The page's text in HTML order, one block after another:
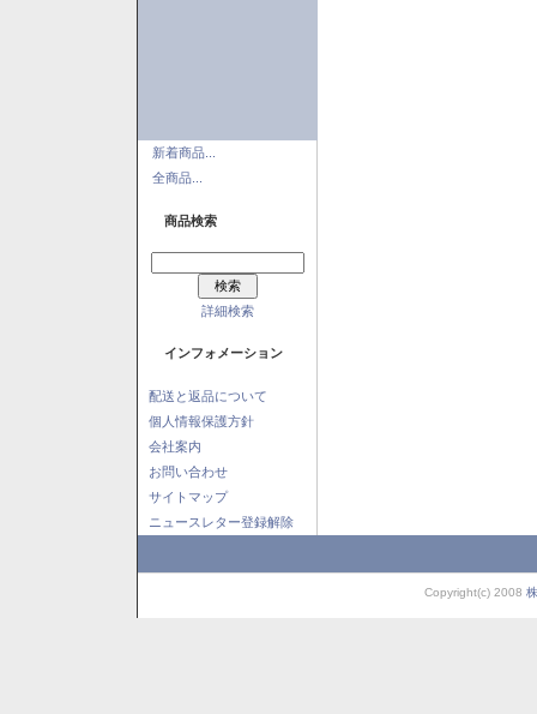
新着商品...
全商品...
商品検索
詳細検索
インフォメーション
配送と返品について
個人情報保護方針
会社案内
お問い合わせ
サイトマップ
ニュースレター登録解除
Copyright(c) 2008